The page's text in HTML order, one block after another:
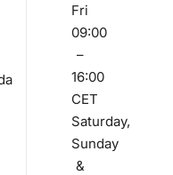
Fri
09:00
–
16:00
CET
Saturday,
Sunday
&